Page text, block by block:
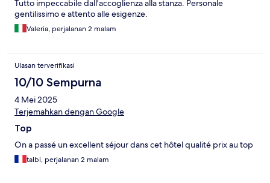
Tutto impeccabile dall'accoglienza alla stanza. Personale
gentilissimo e attento alle esigenze.
Valeria, perjalanan 2 malam
Ulasan terverifikasi
10/10 Sempurna
4 Mei 2025
Terjemahkan dengan Google
Top
On a passé un excellent séjour dans cet hôtel qualité prix au top
talbi, perjalanan 2 malam